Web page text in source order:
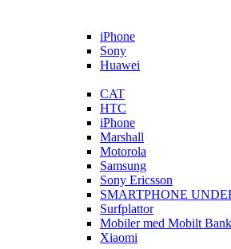
iPhone
Sony
Huawei
CAT
HTC
iPhone
Marshall
Motorola
Samsung
Sony Ericsson
SMARTPHONE
Surfplattor
Mobiler med Mobilt
Xiaomi